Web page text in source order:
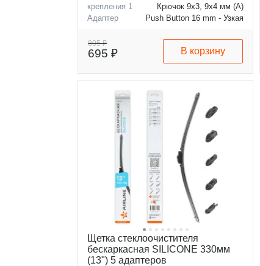
крепления 1
Крючок 9x3, 9x4 мм (A)
Адаптер
Push Button 16 mm - Узкая
805 ₽
695 ₽ В корзину
Щетка стеклоочистителя
бескаркасная SILICONE 330мм
(13") 5 адаптеров